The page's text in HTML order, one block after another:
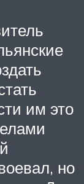
им это
но